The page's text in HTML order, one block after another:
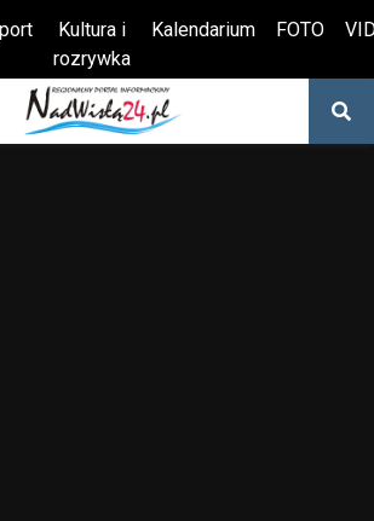
Kultura i
rozrywka
Kalendarium FOTO